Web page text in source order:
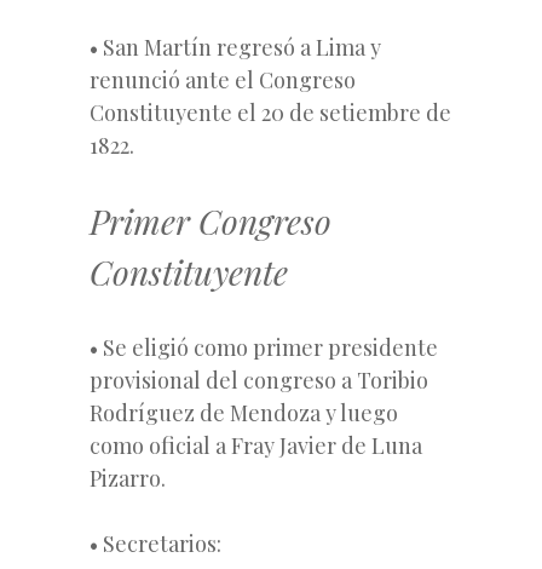
• San Martín regresó a Lima y
renunció ante el Congreso
Constituyente el 20 de setiembre de
1822.
Primer Congreso
Constituyente
• Se eligió como primer presidente
provisional del congreso a Toribio
Rodríguez de Mendoza y luego
como oficial a Fray Javier de Luna
Pizarro.
• Secretarios: